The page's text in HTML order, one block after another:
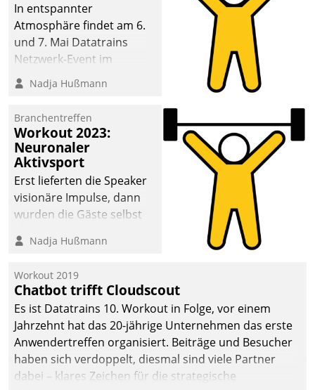
In entspannter
Atmosphäre findet am 6.
und 7. Mai Datatrains
Netzwerk-Event im
Kunden- und Partnerkreis
statt. Zentrale Frage: Wie
Mammutprojekte
meistern und Workloads
wuppen – bei zunehmend
anspruchsvollen
Aufgaben und
abnehmendem
Nadja Hußmann
Branchentreffen
Workout 2023:
Neuronaler
Aktivsport
Erst lieferten die Speaker
visionäre Impulse, dann
wurden die Gäste selbst
methodisch
Quartier. Dazwischen
zeigte Datatrain, was es
Neues zu bieten hat.
Nadja Hußmann
Workout 2019
Chatbot trifft Cloudscout
Es ist Datatrains 10. Workout in Folge, vor einem
Jahrzehnt hat das 20-jährige Unternehmen das erste
Anwendertreffen organisiert. Beiträge und Besucher
haben sich verdoppelt, diesmal sind viele Partner
dabei – klares Zeichen für die strategische